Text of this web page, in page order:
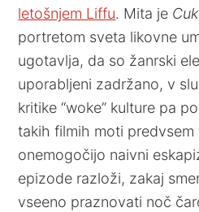
letošnjem Liffu. Mita je
portretom sveta likovne
ugotavlja, da so žanrski
uporabljeni zadržano, v
kritike “woke” kulture pa
takih filmih moti predvsem
onemogočijo naivni
epizode razloži, zakaj
vseeno praznovati noč